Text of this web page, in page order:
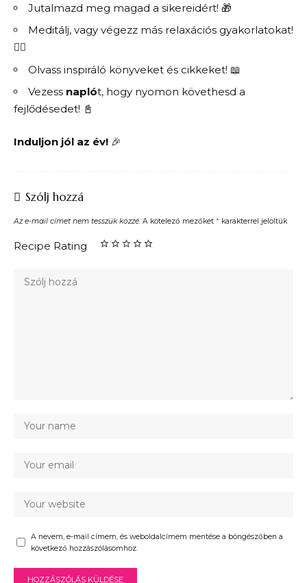
Jutalmazd meg magad a sikereidért! 🎁
Meditálj, vagy végezz más relaxációs gyakorlatokat!
🧘‍♀️
Olvass inspiráló könyveket és cikkeket! 📖
Vezess naplót, hogy nyomon követhesd a
fejlődésedet! 📓
Induljon jól az év! 🎉
Szólj hozzá
Az e-mail címet nem tesszük közzé. A kötelező mezőket * karakterrel jelöltük
Recipe Rating
A nevem, e-mail címem, és weboldalcímem mentése a böngészőben a
következő hozzászólásomhoz.